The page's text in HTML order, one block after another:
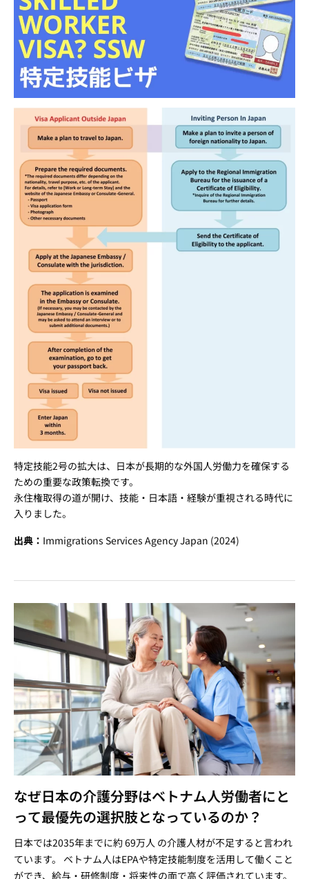
特定技能2号の拡大は、日本が長期的な外国人労働力を確保する
ための重要な政策転換です。
永住権取得の道が開け、技能・日本語・経験が重視される時代に
入りました。
出典： Immigrations Services Agency Japan (2024)
なぜ日本の介護分野はベトナム人労働者にと
って最優先の選択肢となっているのか？
日本では2035年までに約 69万人 の介護人材が不足すると言われ
ています。 ベトナム人はEPAや特定技能制度を活用して働くこと
ができ、給与・研修制度・将来性の面で高く評価されています。